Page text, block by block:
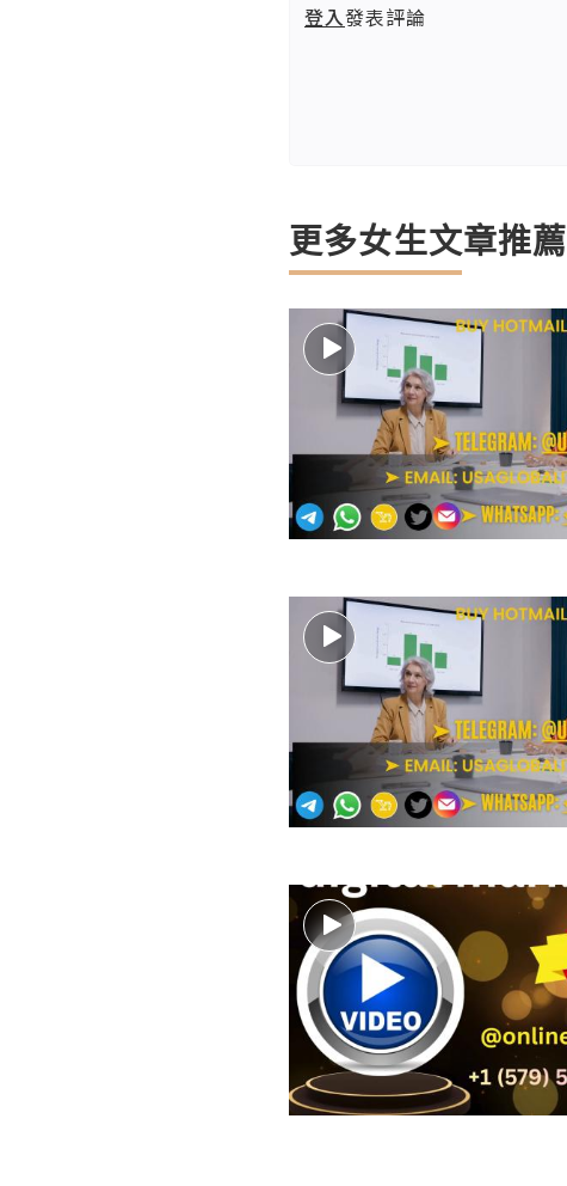
登入發表評論
更多女生文章推薦